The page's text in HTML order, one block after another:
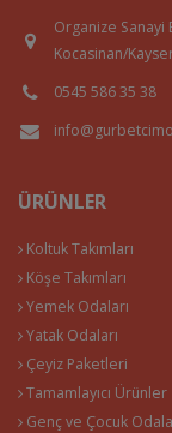
Organize Sanayi
Kocasinan/
0545 586 35 38
ÜRÜNLER
Koltuk Takımları
Köşe Takımları
Yemek Odaları
Yatak Odaları
Çeyiz Paketleri
Tamamlayıcı Ürünler
Genç ve Çocuk